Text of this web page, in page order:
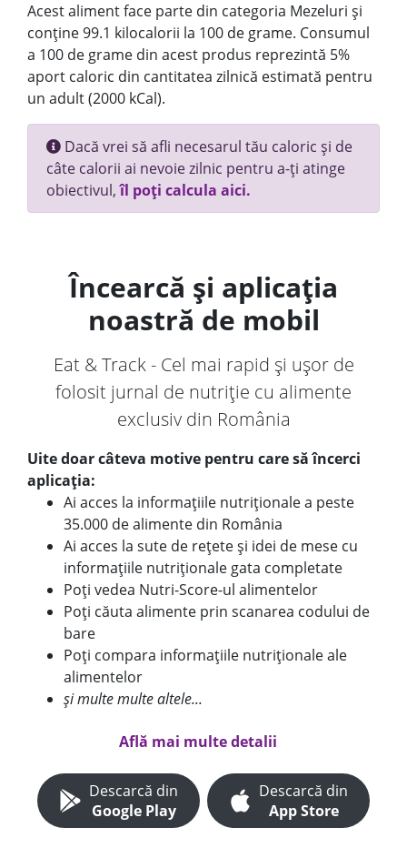
Acest aliment face parte din categoria Mezeluri și
conține 99.1 kilocalorii la 100 de grame. Consumul
a 100 de grame din acest produs reprezintă 5%
aport caloric din cantitatea zilnică estimată pentru
un adult (2000 kCal).
Dacă vrei să afli necesarul tău caloric și de
câte calorii ai nevoie zilnic pentru a-ți atinge
obiectivul,îl poți calcula aici.
Încearcă și aplicația
noastră de mobil
Eat & Track - Cel mai rapid și ușor de
folosit jurnal de nutriție cu alimente
exclusiv din România
Uite doar câteva motive pentru care să încerci
aplicația:
Ai acces la informațiile nutriționale a peste
35.000 de alimente din România
Ai acces la sute de rețete și idei de mese cu
informațiile nutriționale gata completate
Poți vedea Nutri-Score-ul alimentelor
Poți căuta alimente prin scanarea codului de
bare
Poți compara informațiile nutriționale ale
alimentelor
și multe multe altele...
Află mai multe detalii
Descarcă din
Google Play
Descarcă din
App Store